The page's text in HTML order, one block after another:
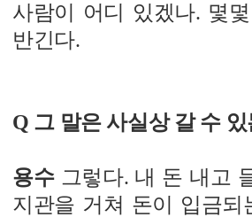
사람이 어디 있겠나. 몇
반긴다.
Q 그 말은 사실상 갈 수
용수그렇다. 내 돈 내고
지관을 거쳐 돈이 입금